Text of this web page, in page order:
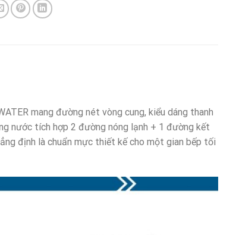
mang đường nét vòng cung, kiểu dáng thanh
nước tích hợp 2 đường nóng lạnh + 1 đường kết
định là chuẩn mực thiết kế cho một gian bếp tối